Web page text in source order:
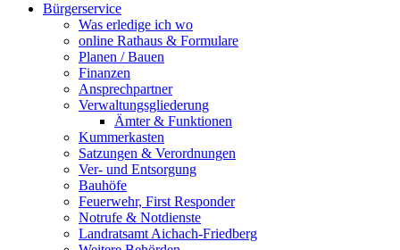
Bürgerservice
Was erledige ich wo
online Rathaus & Formulare
Planen / Bauen
Finanzen
Ansprechpartner
Verwaltungsgliederung
Ämter & Funktionen
Kummerkasten
Satzungen & Verordnungen
Ver- und Entsorgung
Bauhöfe
Feuerwehr, First Responder
Notrufe & Notdienste
Landratsamt Aichach-Friedberg